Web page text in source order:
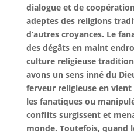
dialogue et de
adeptes des religions
d’autres croyances. Le
des dégâts en maint
culture religieuse
avons un sens inné du
ferveur religieuse en
les fanatiques ou
conflits surgissent et
monde. Toutefois, quand